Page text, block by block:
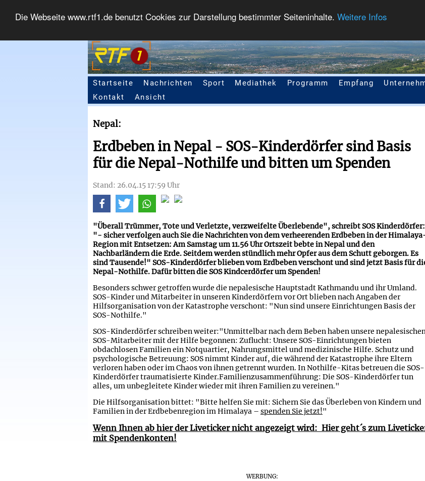
Die Webseite www.rtf1.de benutzt Cookies zur Darstellung bestimmter Seiteninhalte. Weitere Infos
Seitennavigation
Startseite Nachrichten Sport Mediathek Programm Empfang
Kontakt
Ansicht
Nepal:
Erdbeben in Nepal - SOS-Kinderdörfer sind Basis
für die Nepal-Nothilfe und bitten um Spenden
Stand: 26.04.15 17:59 Uhr
"Überall Trümmer, Tote und Verletzte, verzweifelte Überlebende", schreibt SOS Kinderdörfer:
"- sicher verfolgen auch Sie die Nachrichten von dem verheerenden Erdbeben in der
Region mit Entsetzen: Am Samstag um 11.56 Uhr Ortszeit bebte in Nepal und den
Nachbarländern die Erde. Seitdem werden stündlich mehr Opfer aus dem Schutt geborgen. Es
sind Tausende!" SOS-Kinderdörfer blieben vom Erdbeben verschont und sind jetzt Basis für
Nepal-Nothilfe. Dafür bitten die SOS Kindcerdörfer um Spenden!
Besonders schwer getroffen wurde die nepalesische Hauptstadt Kathmandu und ihr Umland.
SOS-Kinder und Mitarbeiter in unseren Kinderdörfern vor Ort blieben nach Angaben der
Hilfsorganisation von der Katastrophe verschont: "Nun sind unsere Einrichtungen Basis der
SOS-Nothilfe."
SOS-Kinderdörfer schreiben weiter:"Unmittelbar nach dem Beben haben unsere
SOS-Mitarbeiter mit der Hilfe begonnen: Zuflucht: Unsere SOS-Einrichtungen bieten
obdachlosen Familien ein Notquartier, Nahrungsmittel und medizinische Hilfe. Schutz und
psychologische Betreuung: SOS nimmt Kinder auf, die während der Katastrophe ihre Eltern
verloren haben oder im Chaos von ihnen getrennt wurden. In Nothilfe-Kitas betreuen die SOS-
Kinderdörfer traumatisierte Kinder.Familienzusammenführung: Die SOS-Kinderdörfer tun
alles, um unbegleitete Kinder wieder mit ihren Familien zu vereinen."
Die Hilfsorganisation bittet: "Bitte helfen Sie mit: Sichern Sie das Überleben von Kindern und
Familien in der Erdbebenregion im Himalaya – spenden Sie jetzt!"
Wenn Ihnen ab hier der Liveticker nicht angezeigt wird: Hier geht´s zum
mit Spendenkonten!
WERBUNG: